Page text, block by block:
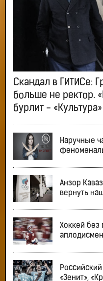
Скандал в ГИТИСе:
больше не ректор.
бурлит - «Культура»
Наручные
Анзор
вернуть
Хоккей без
«Зенит»,